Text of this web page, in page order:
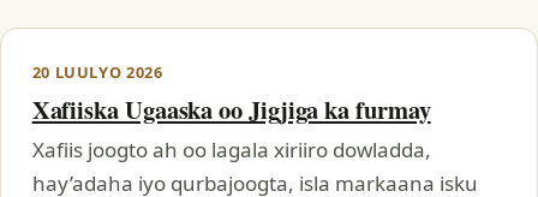
20 LUULYO 2026
Xafiiska Ugaaska oo Jigjiga ka furmay
Xafiis joogto ah oo lagala xiriiro dowladda,
hay’adaha iyo qurbajoogta, isla markaana isku